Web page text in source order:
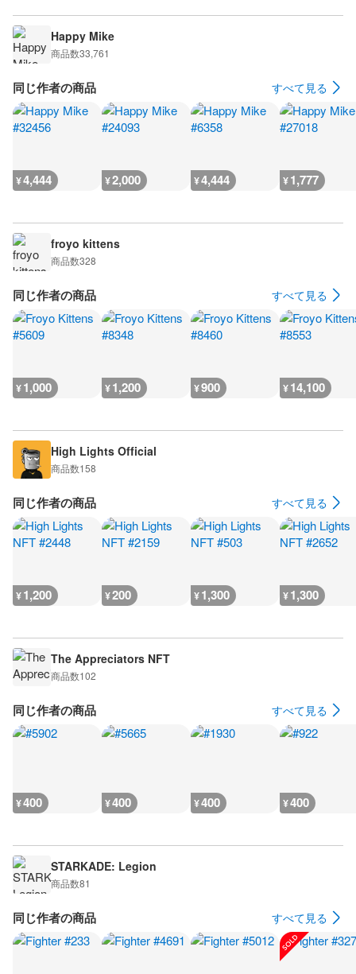
Happy Mike
商品数33,761
同じ作者の商品 すべて見る
¥4,444 ¥2,000 ¥4,444 ¥1,777
froyo kittens
商品数328
同じ作者の商品 すべて見る
¥1,000 ¥1,200 ¥900 ¥14,100
High Lights Official
商品数158
同じ作者の商品 すべて見る
¥1,200 ¥200 ¥1,300 ¥1,300
The Appreciators NFT
商品数102
同じ作者の商品 すべて見る
¥400 ¥400 ¥400 ¥400
STARKADE: Legion
商品数81
同じ作者の商品 すべて見る